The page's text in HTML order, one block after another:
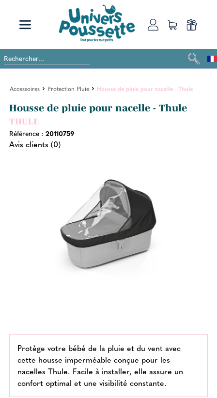
Accessoires Protection Pluie Housse de pluie pour nacelle - Thule
Housse de pluie pour nacelle - Thule
THULE
Référence : 20110759
Avis clients (0)
Protège votre bébé de la pluie et du vent avec
cette housse imperméable conçue pour les
nacelles Thule. Facile à installer, elle assure un
confort optimal et une visibilité constante.